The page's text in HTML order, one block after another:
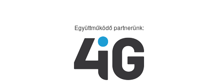
Együttműködő partnerünk: